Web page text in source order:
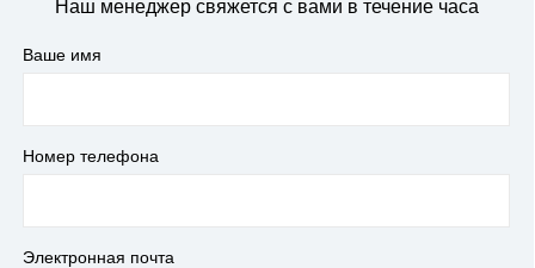
Наш менеджер свяжется с вами в течение часа
Ваше имя
Номер телефона
Электронная почта